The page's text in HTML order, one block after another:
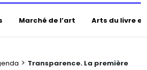
Marché de l’art Arts du livre
> Transparence. La première